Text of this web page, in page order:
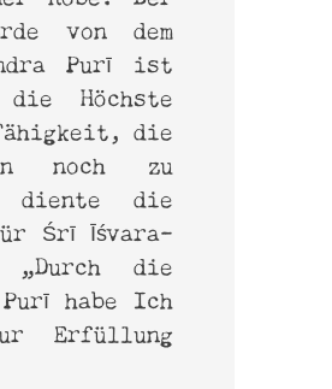
von dem
Purī ist
Höchste
die
noch zu
diente die
Śrī Īśvara-
die
habe Ich
Erfüllung